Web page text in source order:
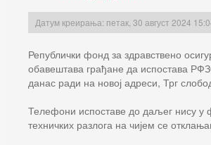
Датум креирања: петак, 30 август 2024
Републички фонд за здравствено
обавештава грађане да испостава
данас ради на новој адреси, Трг
Телефони испоставе до даљег нису у
техничких разлога на чијем се